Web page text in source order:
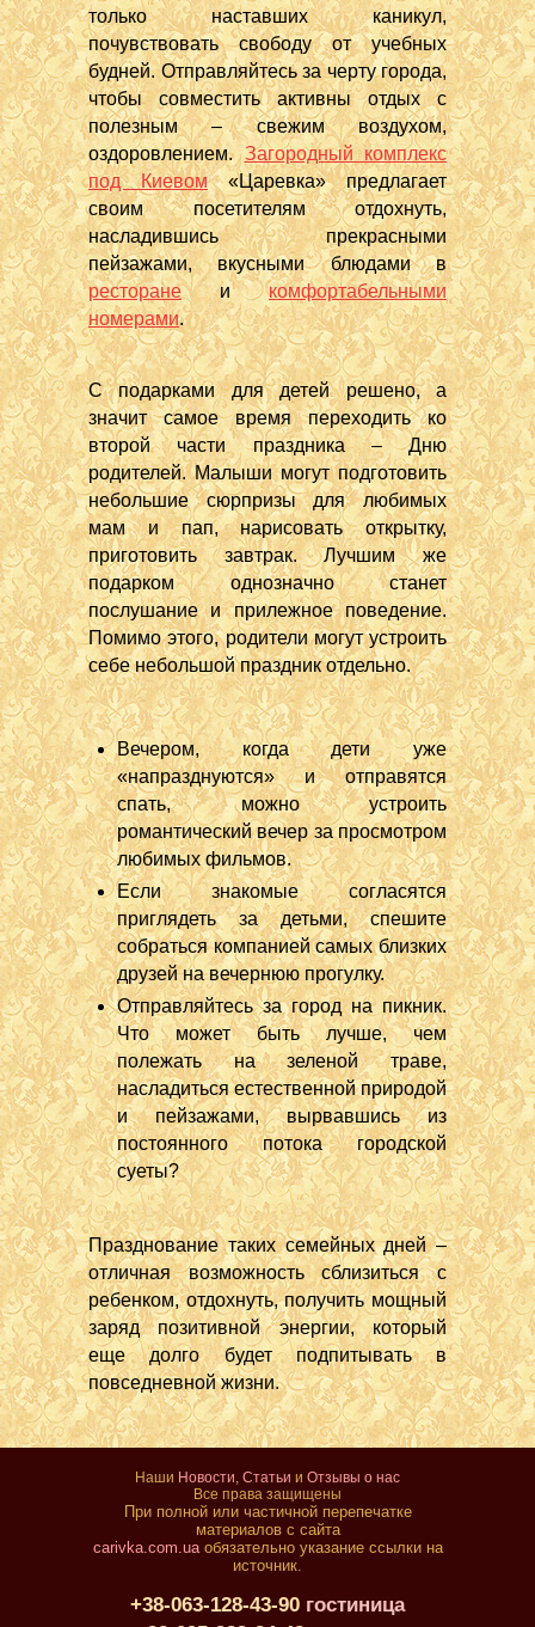
только наставших каникул,
почувствовать свободу от учебных
будней. Отправляйтесь за черту города,
чтобы совместить активны отдых с
полезным – свежим воздухом,
оздоровлением.Загородный комплекс
под Киевом«Царевка» предлагает
своим посетителям отдохнуть,
насладившись прекрасными
пейзажами, вкусными блюдами в
ресторанеикомфортабельными
номерами.
С подарками для детей решено, а
значит самое время переходить ко
второй части праздника – Дню
родителей. Малыши могут подготовить
небольшие сюрпризы для любимых
мам и пап, нарисовать открытку,
приготовить завтрак. Лучшим же
подарком однозначно станет
послушание и прилежное поведение.
Помимо этого, родители могут устроить
себе небольшой праздник отдельно.
Вечером, когда дети уже
«напразднуются» и отправятся
спать, можно устроить
романтический вечер за просмотром
любимых фильмов.
Если знакомые согласятся
приглядеть за детьми, спешите
собраться компанией самых близких
друзей на вечернюю прогулку.
Отправляйтесь за город на пикник.
Что может быть лучше, чем
полежать на зеленой траве,
насладиться естественной природой
и пейзажами, вырвавшись из
постоянного потока городской
суеты?
Празднование таких семейных дней –
отличная возможность сблизиться с
ребенком, отдохнуть, получить мощный
заряд позитивной энергии, который
еще долго будет подпитывать в
повседневной жизни.
Наши Новости, Статьи и Отзывы о нас
Все права защищены
При полной или частичной перепечатке
материалов с сайта
carivka.com.uaобязательно указание ссылки на
источник.
+38-063-128-43-90 гостиница